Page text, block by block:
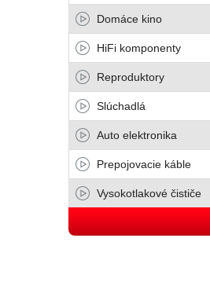
Domáce kino
HiFi komponenty
Reproduktory
Slúchadlá
Auto elektronika
Prepojovacie káble
Vysokotlakové čističe